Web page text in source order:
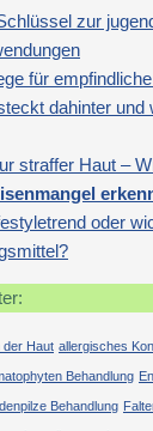
zur
für
dahinter und
straffer Haut –
oder
der Haut allergisches
Behandlung
Behandlung